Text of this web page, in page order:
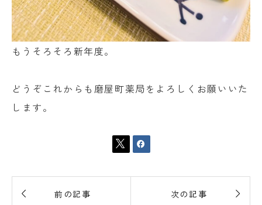
もうそろそろ新年度。
どうぞこれからも磨屋町薬局をよろしくお願いいた
します。
 
 前の記事 次の記事 